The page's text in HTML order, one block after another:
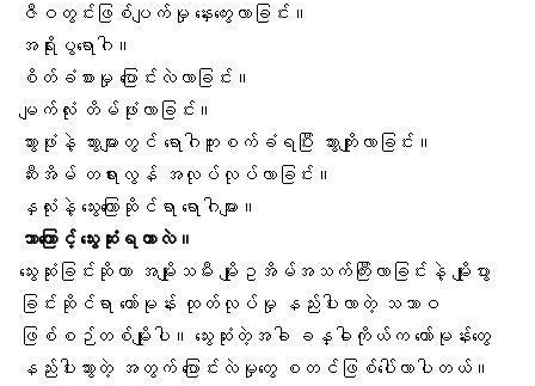
ဇီဝတွင်းဖြစ်ပျက်မှု နှေးကွေးလာခြင်း။
အရိုးပွရောဂါ။
စိတ်ခံစားမှု ပြောင်းလဲလာခြင်း။
မျက်လုံး တိမ်ဖုံးလာခြင်း။
သွားဖုံးနဲ့ သွားများတွင် ရောဂါကူးစက်ခံရပြီး သွားကျိုးလာခြင်း။
ဆီးအိမ် တရားလွန် အလုပ်လုပ်လာခြင်း။
နှလုံးနဲ့ သွေးကြောဆိုင်ရာ ရောဂါများ။
ဘာကြောင့် သွေးဆုံးရတာလဲ။
သွေးဆုံးခြင်းဆိုတာ အမျိုးသမီး မျိုးဥအိမ်အသက်ကြီးလာခြင်းနဲ့ မျိုးပွား
ခြင်းဆိုင်ရာ ဟော်မုန်း ထုတ်လုပ်မှု နည်းပါးလာတဲ့ သဘာဝ
ဖြစ်စဉ်တစ်မျိုးပါ။ သွေးဆုံးတဲ့အခါ ခန္ဓါကိုယ်က ဟော်မုန်းတွေ
နည်းပါးသွားတဲ့ အတွက် ပြောင်းလဲမှုတွေ စတင်ဖြစ်ပေါ်လာပါတယ်။